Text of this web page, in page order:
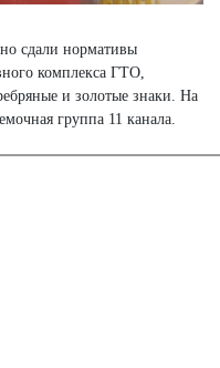
сдали нормативы
комплекса ГТО,
и золотые знаки. На
группа 11 канала.